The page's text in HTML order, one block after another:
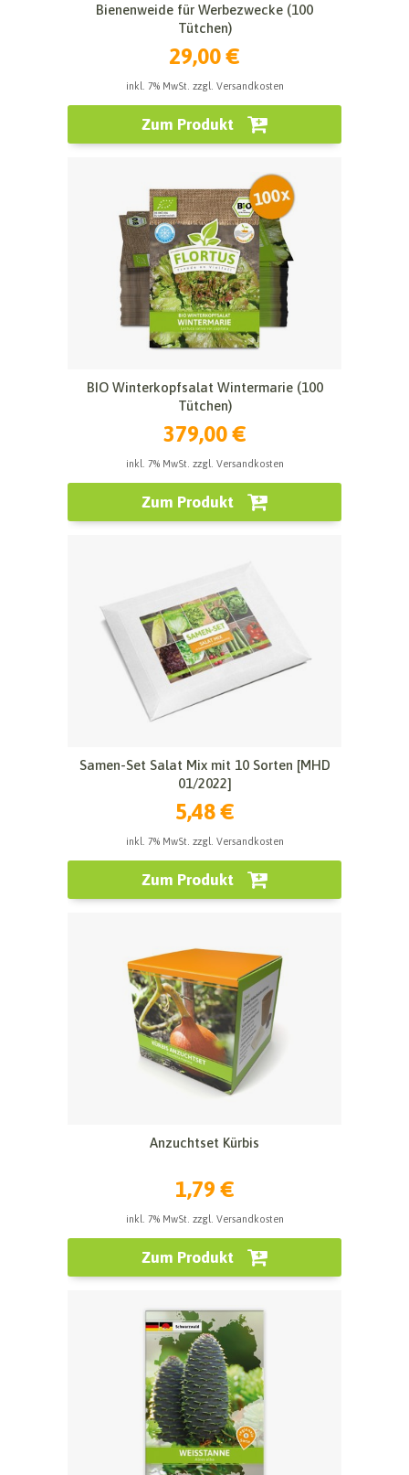
Bienenweide für Werbezwecke (100
Tütchen)
29,00 €
inkl. 7% MwSt. zzgl. Versandkosten
Zum Produkt
BIO Winterkopfsalat Wintermarie (100
Tütchen)
379,00 €
inkl. 7% MwSt. zzgl. Versandkosten
Zum Produkt
Samen-Set Salat Mix mit 10 Sorten [MHD
01/2022]
5,48 €
inkl. 7% MwSt. zzgl. Versandkosten
Zum Produkt
Anzuchtset Kürbis
1,79 €
inkl. 7% MwSt. zzgl. Versandkosten
Zum Produkt